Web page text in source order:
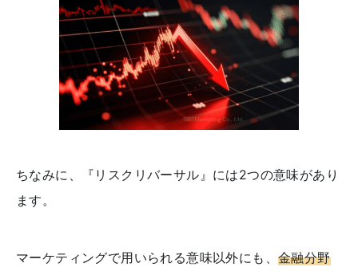
ちなみに、『リスクリバーサル』には2つの意味があり
ます。
マーケティングで用いられる意味以外にも、 金融分野